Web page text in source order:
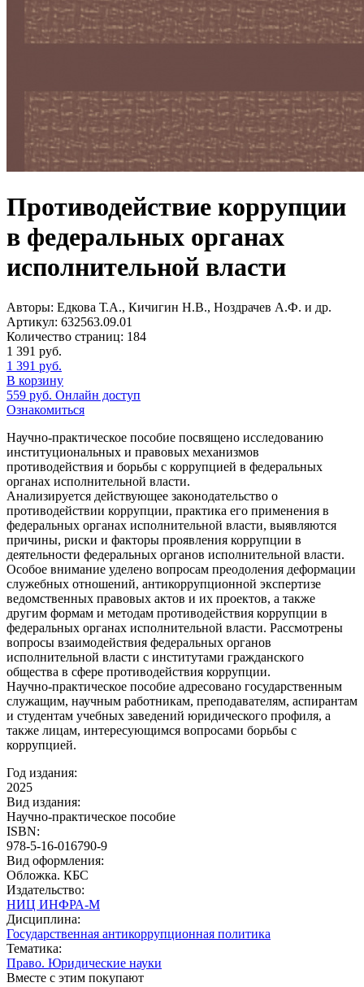
Противодействие коррупции
в федеральных органах
исполнительной власти
Авторы: Едкова Т.А., Кичигин Н.В., Ноздрачев А.Ф. и др.
Артикул: 632563.09.01
Количество страниц: 184
1 391 руб.
1 391 руб.
В корзину
559 руб. Онлайн доступ
Ознакомиться
Научно-практическое пособие посвящено исследованию
институциональных и правовых механизмов
противодействия и борьбы с коррупцией в федеральных
органах исполнительной власти.
Анализируется действующее законодательство о
противодействии коррупции, практика его применения в
федеральных органах исполнительной власти, выявляются
причины, риски и факторы проявления коррупции в
деятельности федеральных органов исполнительной власти.
Особое внимание уделено вопросам преодоления деформации
служебных отношений, антикоррупционной экспертизе
ведомственных правовых актов и их проектов, а также
другим формам и методам противодействия коррупции в
федеральных органах исполнительной власти. Рассмотрены
вопросы взаимодействия федеральных органов
исполнительной власти с институтами гражданского
общества в сфере противодействия коррупции.
Научно-практическое пособие адресовано государственным
служащим, научным работникам, преподавателям, аспирантам
и студентам учебных заведений юридического профиля, а
также лицам, интересующимся вопросами борьбы с
коррупцией.
Год издания:
2025
Вид издания:
Научно-практическое пособие
ISBN:
978-5-16-016790-9
Вид оформления:
Обложка. КБС
Издательство:
НИЦ ИНФРА-М
Дисциплина:
Государственная антикоррупционная политика
Тематика:
Право. Юридические науки
Вместе с этим покупают